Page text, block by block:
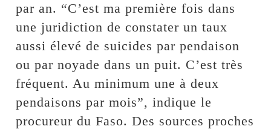
par an. “C’est ma première fois dans
une juridiction de constater un taux
aussi élevé de suicides par pendaison
ou par noyade dans un puit. C’est très
fréquent. Au minimum une à deux
pendaisons par mois”, indique le
procureur du Faso. Des sources proches